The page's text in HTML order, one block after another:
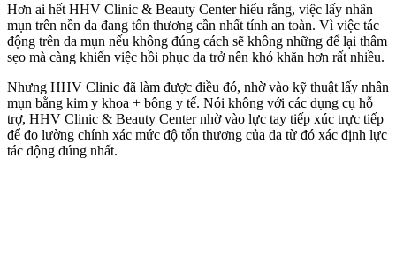
Hơn ai hết HHV Clinic & Beauty Centerhiểu rằng, việc lấy nhân
mụn trên nền da đang tổn thương cần nhất tính an toàn. Vì việc tác
động trên da mụn nếu không đúng cách sẽ không những để lại thâm
sẹo mà càng khiến việc hồi phục da trở nên khó khăn hơn rất nhiều.
Nhưng HHV Clinic đã làm được điều đó, nhờ vào kỹ thuật lấy nhân
mụn bằng kim y khoa + bông y tế. Nói không với các dụng cụ hỗ
trợ, HHV Clinic & Beauty Centernhờ vào lực tay tiếp xúc trực tiếp
để đo lường chính xác mức độ tổn thương của da từ đó xác định lực
tác động đúng nhất.